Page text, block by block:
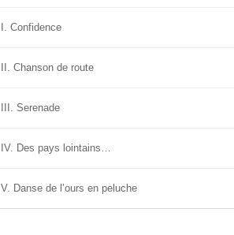
I. Confidence
II. Chanson de route
III. Serenade
IV. Des pays lointains…
V. Danse de l’ours en peluche